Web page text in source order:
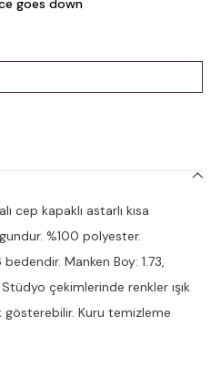
goes down
cep kapaklı astarlı kısa
%100 polyester.
Manken Boy: 1.73,
Stüdyo çekimlerinde renkler ışık
gösterebilir. Kuru temizleme